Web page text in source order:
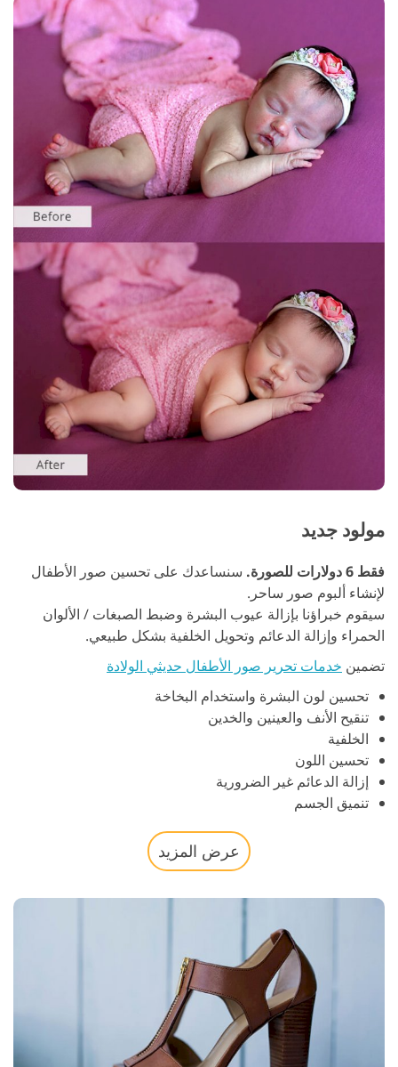
مولود جديد
فقط 6 دولارات للصورة.
سنساعدك على تحسين صور الأطفال
لإنشاء ألبوم صور ساحر.
سيقوم خبراؤنا بإزالة عيوب البشرة وضبط الصبغات / الألوان
الحمراء وإزالة الدعائم وتحويل الخلفية بشكل طبيعي.
تضمين خدمات تحرير صور الأطفال حديثي الولادة
تحسين لون البشرة واستخدام البخاخة
تنقيح الأنف والعينين والخدين
الخلفية
تحسين اللون
إزالة الدعائم غير الضرورية
تنميق الجسم
عرض المزيد